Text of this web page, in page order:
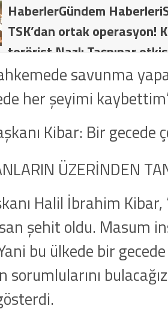
HaberlerGündem
TSK’dan ortak operasyon!
terörist Nazlı Taşpınar
dakika: MİT ve TSK’dan
kategorideki terörist Nazlı
getirildi .
savunma
her şeyimi
ÜZERİNDEN
Halil İbrahim Kibar,
şehit oldu. Masum
bu ülkede bir